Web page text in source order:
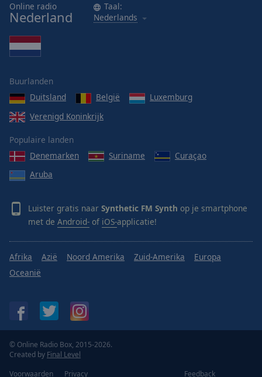
Online radio
Nederland
Taal:
Nederlands
Buurlanden
Duitsland
België
Luxemburg
Verenigd Koninkrijk
Populaire landen
Denemarken
Suriname
Curaçao
Aruba
Luister gratis naar Synthetic FM Synth op je smartphone
met de Android- of iOS-applicatie!
Afrika Azië Noord Amerika Zuid-Amerika
Europa
Oceanië
© Online Radio Box, 2015-2026.
Created by Final Level
Voorwaarden
Privacy Feedback